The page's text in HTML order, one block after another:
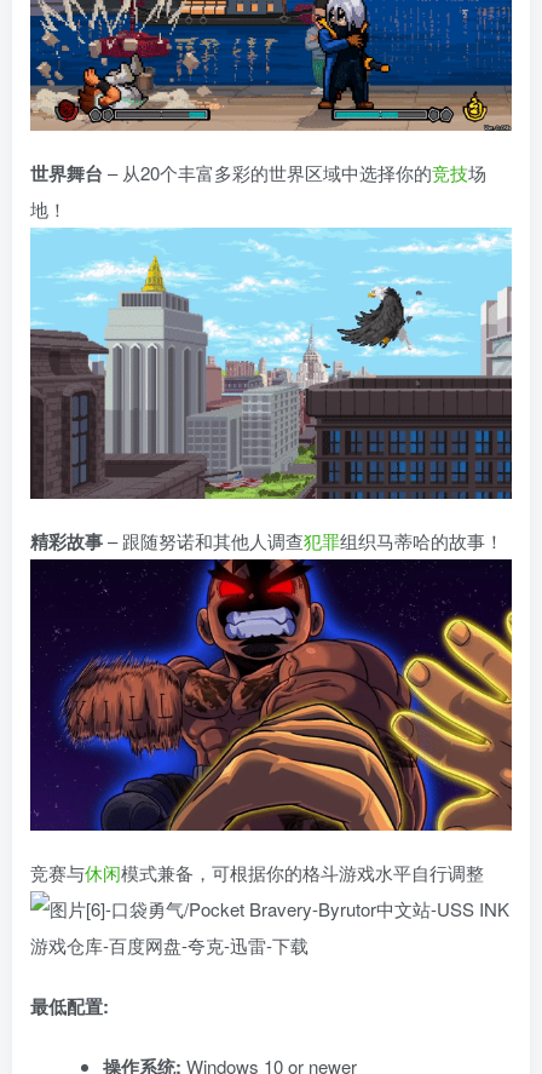
世界舞台 – 从20个丰富多彩的世界区域中选择你的竞技场
地！
精彩故事– 跟随努诺和其他人调查犯罪组织马蒂哈的故事！
竞赛与休闲模式兼备，可根据你的格斗游戏水平自行调整
最低配置:
操作系统: Windows 10 or newer